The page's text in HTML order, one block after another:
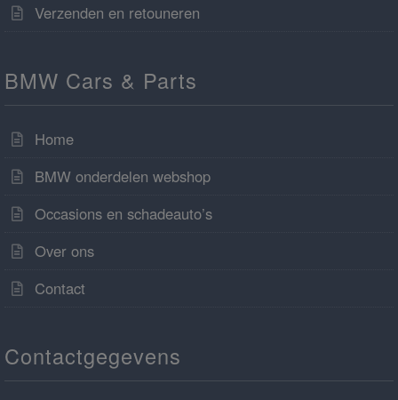
Verzenden en retouneren
BMW Cars & Parts
Home
BMW onderdelen webshop
Occasions en schadeauto’s
Over ons
Contact
Contactgegevens